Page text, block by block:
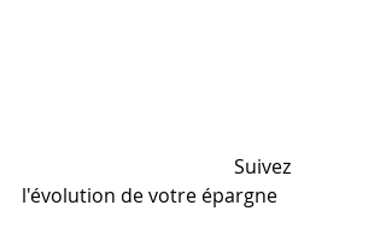
l'évolution de votre épargne